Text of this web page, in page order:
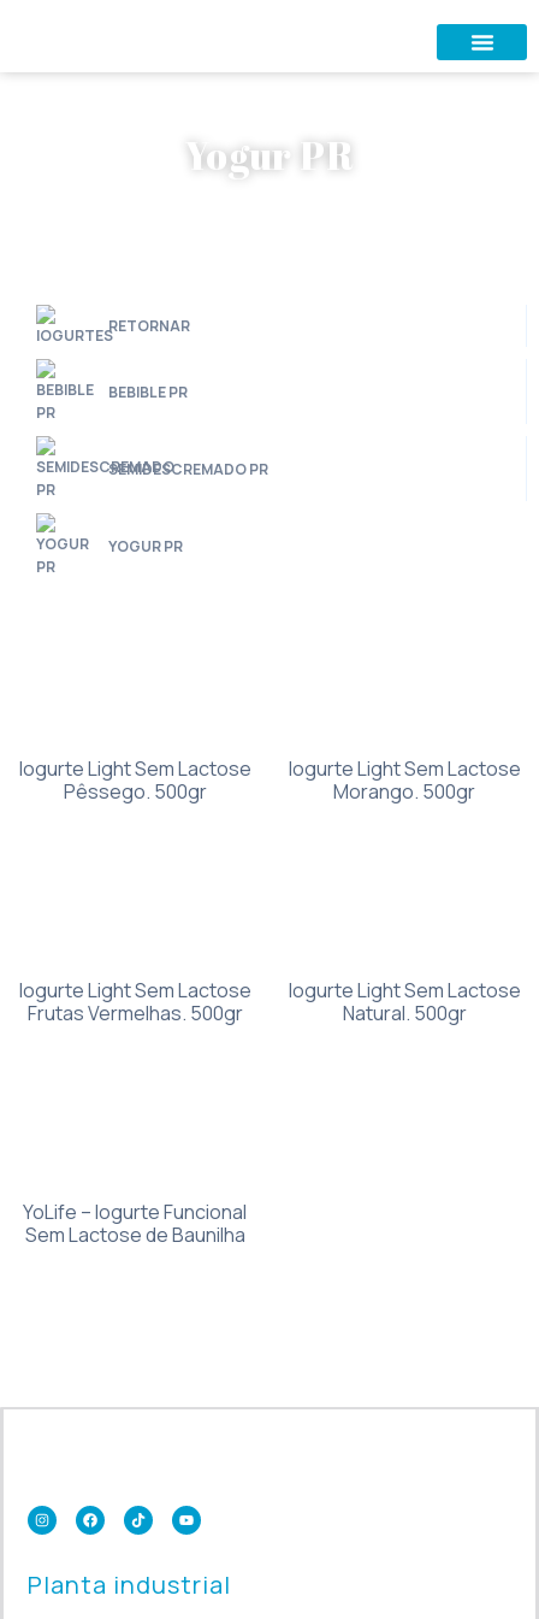
Yogur PR
RETORNAR
BEBIBLE PR
SEMIDESCREMADO PR
YOGUR PR
Iogurte Light Sem Lactose
Pêssego. 500gr
Iogurte Light Sem Lactose
Morango. 500gr
Iogurte Light Sem Lactose
Frutas Vermelhas. 500gr
Iogurte Light Sem Lactose
Natural. 500gr
YoLife – Iogurte Funcional
Sem Lactose de Baunilha
Planta industrial